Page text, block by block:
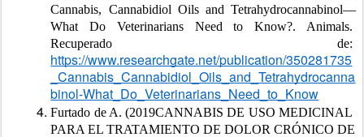
Cannabis, Cannabidiol Oils and Tetrahydrocannabinol—
What Do Veterinarians Need to Know?. Animals.
https://www.researchgate.net/publication/350281735
_Cannabis_Cannabidiol_Oils_and_Tetrahydrocanna
binol-What_Do_Veterinarians_Need_to_Know
Furtado de A. (2019CANNABIS DE USO MEDICINAL
PARA EL TRATAMIENTO DE DOLOR CRÓNICO DE